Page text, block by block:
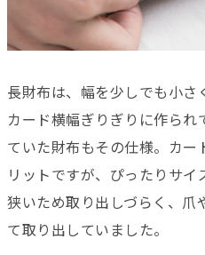
長財布は、幅を少しでも小さ
カード横幅ぎりぎりに作られ
ていた財布もその仕様。カー
リットですが、ぴったりサ
狭いため取り出しづらく、爪
て取り出していました。